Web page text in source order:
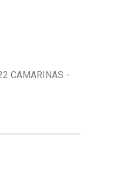
CAMARINAS -